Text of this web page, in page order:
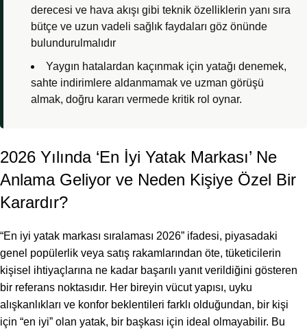
derecesi ve hava akışı gibi teknik özelliklerin yanı sıra
bütçe ve uzun vadeli sağlık faydaları göz önünde
bulundurulmalıdır
Yaygın hatalardan kaçınmak için yatağı denemek,
sahte indirimlere aldanmamak ve uzman görüşü
almak, doğru kararı vermede kritik rol oynar.
2026 Yılında ‘En İyi Yatak Markası’ Ne
Anlama Geliyor ve Neden Kişiye Özel Bir
Karardır?
“En iyi yatak markası sıralaması 2026” ifadesi, piyasadaki
genel popülerlik veya satış rakamlarından öte, tüketicilerin
kişisel ihtiyaçlarına ne kadar başarılı yanıt verildiğini gösteren
bir referans noktasıdır. Her bireyin vücut yapısı, uyku
alışkanlıkları ve konfor beklentileri farklı olduğundan, bir kişi
için “en iyi” olan yatak, bir başkası için ideal olmayabilir. Bu